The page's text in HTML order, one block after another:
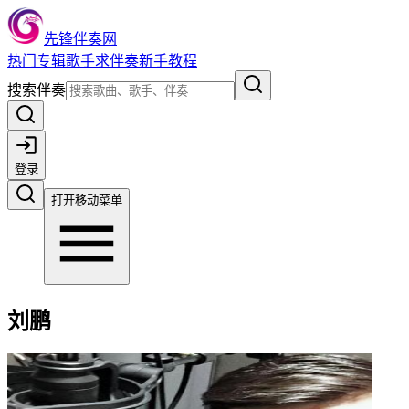
先锋伴奏网
热门 专辑歌手求伴奏新手教程
搜索伴奏
登录
打开移动菜单
刘鹏